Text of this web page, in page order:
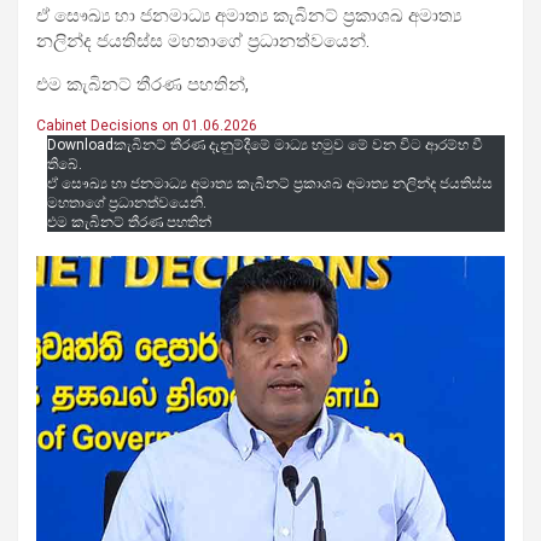
ඒ සෞඛ්‍ය හා ජනමාධ්‍ය අමාත්‍ය කැබිනට් ප්‍රකාශඛ අමාත්‍ය
නලින්ද ජයතිස්ස මහතාගේ ප්‍රධානත්වයෙන්.
එම කැබිනට් තීරණ පහතින්,
Cabinet Decisions on 01.06.2026
Downloadකැබිනට් තීරණ දැනුම්දීමේ මාධ්‍ය හමුව මේ වන විට ආරම්භ වී
තිබේ.
ඒ සෞඛ්‍ය හා ජනමාධ්‍ය අමාත්‍ය කැබිනට් ප්‍රකාශඛ අමාත්‍ය නලින්ද ජයතිස්ස
මහතාගේ ප්‍රධානත්වයෙනි.
එම කැබිනට් තීරණ පහතින්